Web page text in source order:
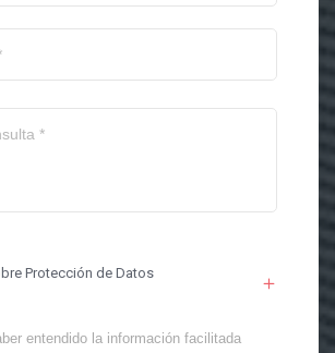
Protección de Datos
entendido la información facilitada